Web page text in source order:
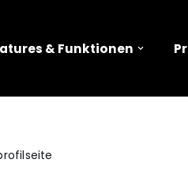
& Funktionen